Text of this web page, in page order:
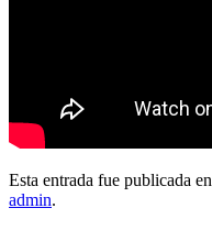
Esta entrada fue publicada en
admin.